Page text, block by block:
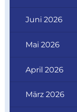
Juni 2026
Mai 2026
April 2026
März 2026